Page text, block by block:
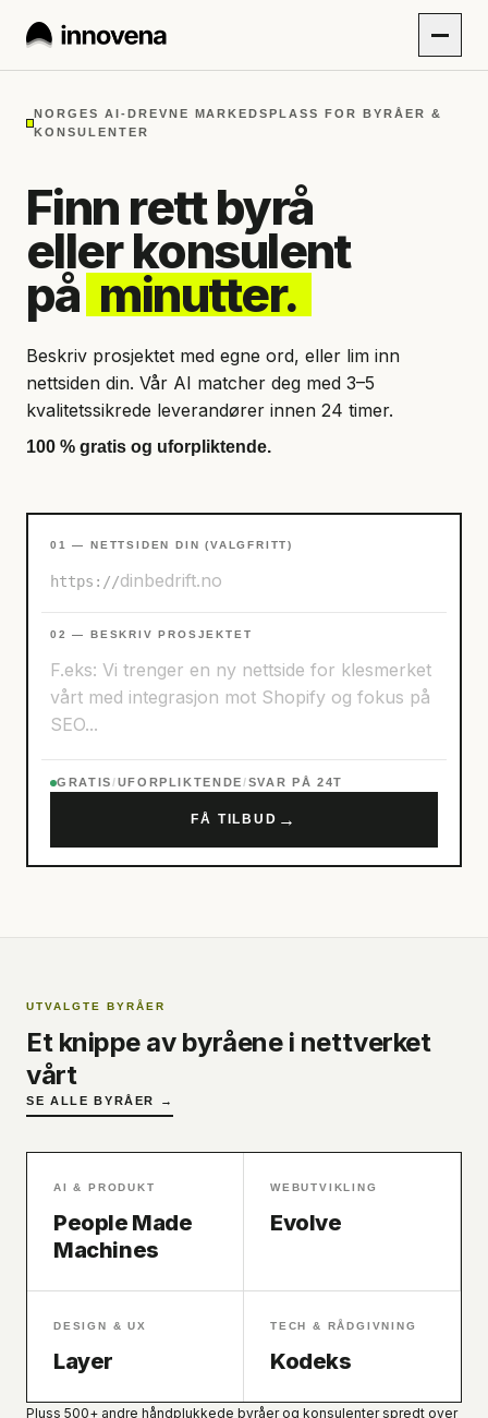
NORGES AI-DREVNE MARKEDSPLASS FOR BYRÅER &
KONSULENTER
Finn rett byrå
eller konsulent
på minutter.
Beskriv prosjektet med egne ord, eller lim inn
nettsiden din. Vår AI matcher deg med 3–5
kvalitetssikrede leverandører innen 24 timer.
100 % gratis og uforpliktende.
01 — NETTSIDEN DIN (VALGFRITT)
https://
02 — BESKRIV PROSJEKTET
GRATIS/UFORPLIKTENDE/SVAR PÅ 24T
FÅ TILBUD →
UTVALGTE BYRÅER
Et knippe av byråene i nettverket
vårt
SE ALLE BYRÅER →
AI & PRODUKT
People Made
Machines
WEBUTVIKLING
Evolve
DESIGN & UX
Layer
TECH & RÅDGIVNING
Kodeks
Pluss 500+ andre håndplukkede byråer og konsulenter spredt over